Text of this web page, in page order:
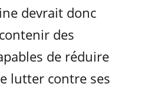
devrait donc
des
de réduire
lutter contre ses